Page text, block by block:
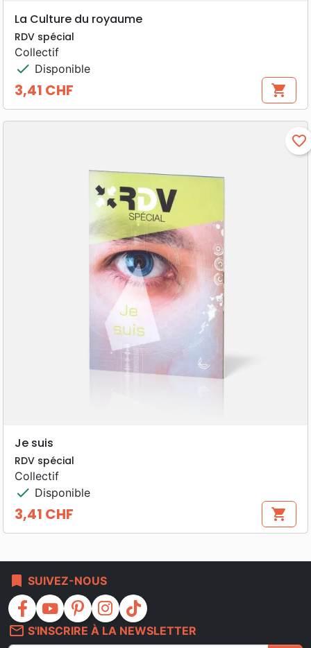
La Culture du royaume
RDV spécial
Collectif
check Disponible
Prix
3,41 CHF shopping_cart
favorite_border
Je suis
RDV spécial
Collectif
check Disponible
Prix
3,41 CHF shopping_cart
bookmark SUIVEZ-NOUS
facebook youtube pinterest instagram
tiktok
mail_outline S'INSCRIRE À LA NEWSLETTER